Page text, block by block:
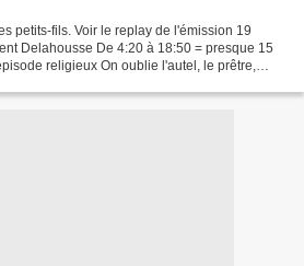
petits-fils. Voir le replay de l'émission 19
Delahousse De 4:20 à 18:50 = presque 15
religieux On oublie l'autel, le prêtre,